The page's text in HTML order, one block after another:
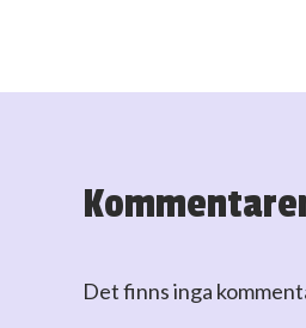
Det finns inga